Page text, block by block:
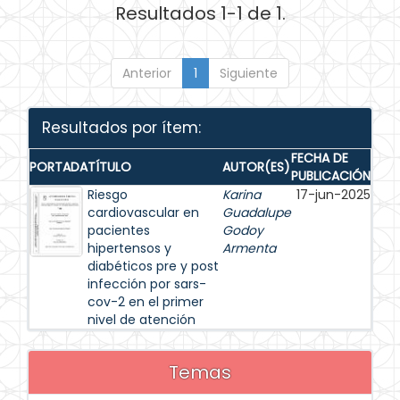
Resultados 1-1 de 1.
Anterior 1 Siguiente
Resultados por ítem:
PORTADATÍTULO AUTOR(ES)FECHA DE
PUBLICACIÓN
Riesgo
cardiovascular en
pacientes
hipertensos y
diabéticos pre y post
infección por sars-
cov-2 en el primer
nivel de atención
Karina
Guadalupe
Godoy
Armenta
17-jun-2025
Temas